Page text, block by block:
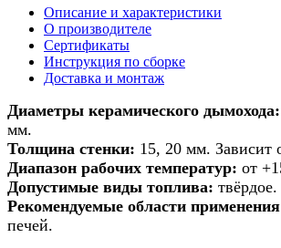
керамики
банной
печи/
камина
d
160мм
h
14м
Описание и характеристики
О производителе
Сертификаты
Инструкция по сборке
Доставка и монтаж
Диаметры керамического дымохода:
мм.
Толщина стенки: 15, 20 мм. Зависит
Диапазон рабочих температур: от
Допустимые виды топлива: твёрдое.
Рекомендуемые области
печей.